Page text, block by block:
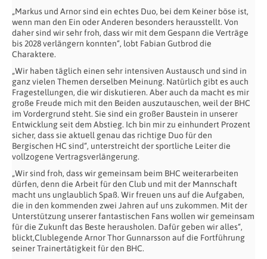
„Markus und Arnor sind ein echtes Duo, bei dem Keiner böse ist,
wenn man den Ein oder Anderen besonders herausstellt. Von
daher sind wir sehr froh, dass wir mit dem Gespann die Verträge
bis 2028 verlängern konnten“, lobt Fabian Gutbrod die
Charaktere.
„Wir haben täglich einen sehr intensiven Austausch und sind in
ganz vielen Themen derselben Meinung. Natürlich gibt es auch
Fragestellungen, die wir diskutieren. Aber auch da macht es mir
große Freude mich mit den Beiden auszutauschen, weil der BHC
im Vordergrund steht. Sie sind ein großer Baustein in unserer
Entwicklung seit dem Abstieg. Ich bin mir zu einhundert Prozent
sicher, dass sie aktuell genau das richtige Duo für den
Bergischen HC sind“, unterstreicht der sportliche Leiter die
vollzogene Vertragsverlängerung.
„Wir sind froh, dass wir gemeinsam beim BHC weiterarbeiten
dürfen, denn die Arbeit für den Club und mit der Mannschaft
macht uns unglaublich Spaß. Wir freuen uns auf die Aufgaben,
die in den kommenden zwei Jahren auf uns zukommen. Mit der
Unterstützung unserer fantastischen Fans wollen wir gemeinsam
für die Zukunft das Beste herausholen. Dafür geben wir alles“,
blickt,Clublegende Arnor Thor Gunnarsson auf die Fortführung
seiner Trainertätigkeit für den BHC.